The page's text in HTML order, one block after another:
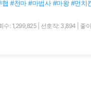
협 #천마 #마법사 #마왕 #먼치
수: 1,299,825 선호작: 3,894 좋